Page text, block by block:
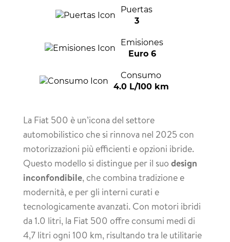
Puertas
3
Emisiones
Euro 6
Consumo
4.0 L/100 km
La Fiat 500 è un’icona del settore
automobilistico che si rinnova nel 2025 con
motorizzazioni più efficienti e opzioni ibride.
Questo modello si distingue per il suodesign
inconfondibile, che combina tradizione e
modernità, e per gli interni curati e
tecnologicamente avanzati. Con motori ibridi
da 1.0 litri, la Fiat 500 offre consumi medi di
4,7 litri ogni 100 km, risultando tra le utilitarie